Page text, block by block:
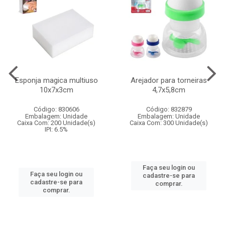
Esponja magica multiuso
10x7x3cm
Código: 830606
Embalagem: Unidade
Caixa Com: 200 Unidade(s)
IPI: 6.5%
Faça seu login ou
cadastre-se para
comprar.
Arejador para torneiras
4,7x5,8cm
Código: 832879
Embalagem: Unidade
Caixa Com: 300 Unidade(s)
Faça seu login ou
cadastre-se para
comprar.